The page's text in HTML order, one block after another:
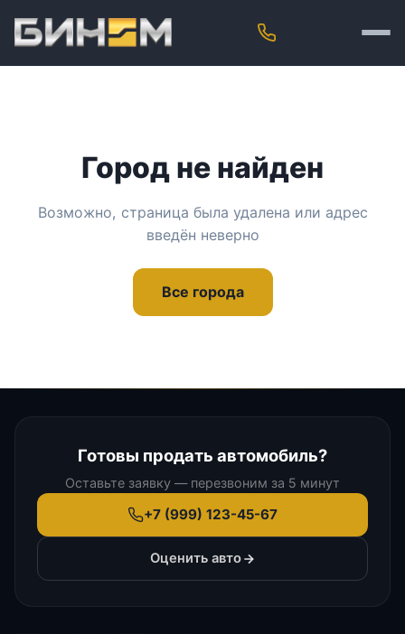
Город не найден
Возможно, страница была удалена или адрес
введён неверно
Все города
Готовы продать автомобиль?
Оставьте заявку — перезвоним за 5 минут
+7 (999) 123-45-67
Оценить авто